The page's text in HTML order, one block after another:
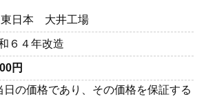
日本 大井工場
６４年改造
円
の価格であり、その価格を保証する